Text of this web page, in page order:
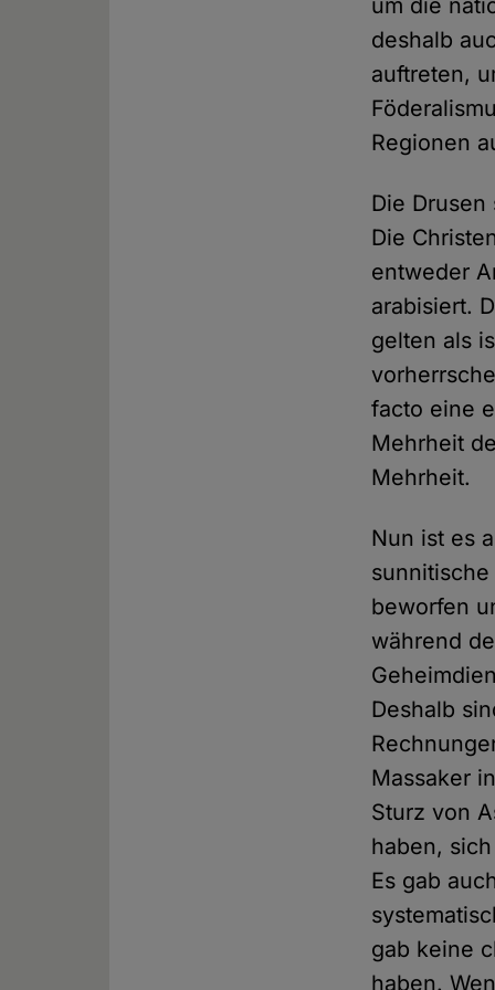
um die
deshalb
auftreten,
Regionen
Die
Die
entweder
arabisiert.
gelten als
facto eine
Mehrheit
Mehrheit.
Nun ist es
beworfen
während
Deshalb
Massaker
Sturz von
haben,
Es gab
gab keine
haben.